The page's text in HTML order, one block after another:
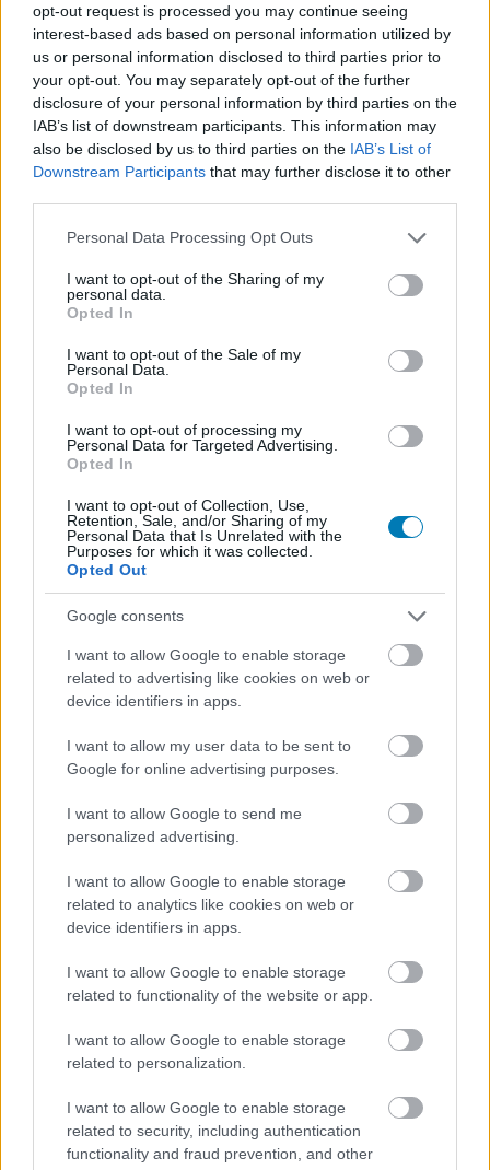
opt-out request is processed you may continue seeing
interest-based ads based on personal information utilized by
us or personal information disclosed to third parties prior to
your opt-out. You may separately opt-out of the further
disclosure of your personal information by third parties on the
IAB’s list of downstream participants. This information may
also be disclosed by us to third parties on the IAB’s List of
Downstream Participants that may further disclose it to other
Please note that this website/app uses one or more Google
not limited to your visit or usage behaviour. You may click to
grant or deny consent to Google and its third-party tags to
use your data for below specified purposes in below Google
consent section.
Personal Data Processing Opt Outs
I want to opt-out of the Sharing of my
personal data.
Opted In
I want to opt-out of the Sale of my
Personal Data.
Opted In
I want to opt-out of processing my
Personal Data for Targeted Advertising.
Opted In
I want to opt-out of Collection, Use,
Retention, Sale, and/or Sharing of my
Personal Data that Is Unrelated with the
Purposes for which it was collected.
Opted Out
Google consents
I want to allow Google to enable storage
related to advertising like cookies on web or
device identifiers in apps.
I want to allow my user data to be sent to
Google for online advertising purposes.
I want to allow Google to send me
personalized advertising.
I want to allow Google to enable storage
related to analytics like cookies on web or
device identifiers in apps.
I want to allow Google to enable storage
related to functionality of the website or app.
I want to allow Google to enable storage
related to personalization.
I want to allow Google to enable storage
related to security, including authentication
functionality and fraud prevention, and other
Nem indult még Star Wars játék olyan jól a Steamen,
| 2022.04.07 19:02
Sőt, egyetlen LEGO játéknak sem sikerült még megjelenése
LEGO Star Wars: The Skywalker Saga teszt - kockáról
kockára átépített LEGO-élmény
A LEGO Star Wars: The Skywalker Saga az eddig
legnagyobb, legszebb, és legtartalmasabb licencelt LEGO-